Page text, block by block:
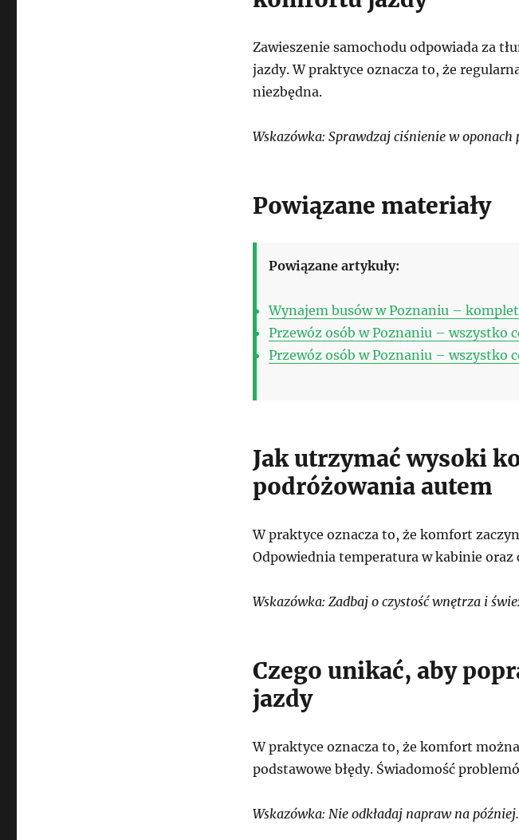
Zawieszenie samochodu odpowiada za
jazdy. W praktyce oznacza to, że
niezbędna.
Wskazówka: Sprawdzaj ciśnienie w
Powiązane materiały
Powiązane artykuły:
Wynajem busów w Poznaniu –
Przewóz osób w Poznaniu – wszystko
Przewóz osób w Poznaniu – wszystko
Jak utrzymać wysoki
podróżowania autem
W praktyce oznacza to, że komfort
Odpowiednia temperatura w kabinie
Wskazówka: Zadbaj o czystość wnętrza i
Czego unikać, aby
jazdy
W praktyce oznacza to, że komfort
podstawowe błędy. Świadomość
Wskazówka: Nie odkładaj napraw na później.